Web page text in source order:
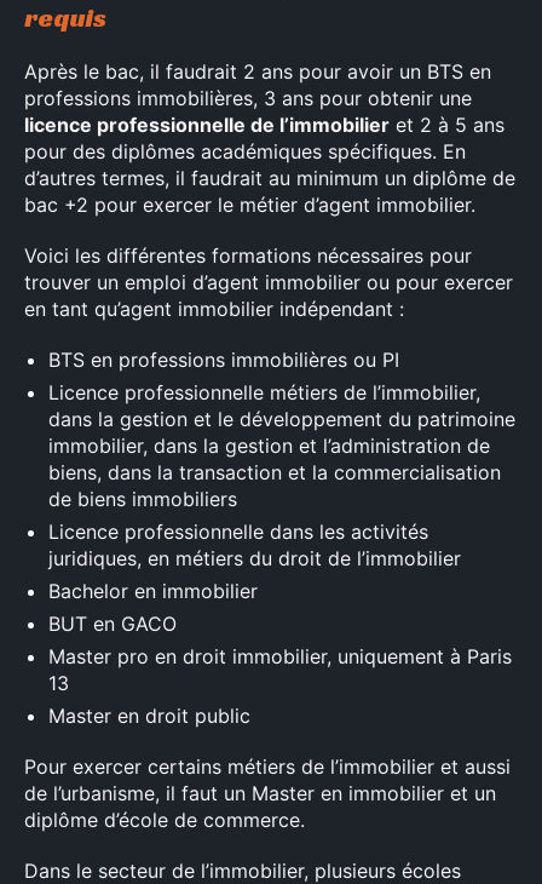
requis
Après le bac, il faudrait 2 ans pour avoir un BTS en
professions immobilières, 3 ans pour obtenir une
licence professionnelle de l’immobilier et 2 à 5 ans
pour des diplômes académiques spécifiques. En
d’autres termes, il faudrait au minimum un diplôme de
bac +2 pour exercer le métier d’agent immobilier.
Voici les différentes formations nécessaires pour
trouver un emploi d’agent immobilier ou pour exercer
en tant qu’agent immobilier indépendant :
BTS en professions immobilières ou PI
Licence professionnelle métiers de l’immobilier,
dans la gestion et le développement du patrimoine
immobilier, dans la gestion et l’administration de
biens, dans la transaction et la commercialisation
de biens immobiliers
Licence professionnelle dans les activités
juridiques, en métiers du droit de l’immobilier
Bachelor en immobilier
BUT en GACO
Master pro en droit immobilier, uniquement à Paris
13
Master en droit public
Pour exercer certains métiers de l’immobilier et aussi
de l’urbanisme, il faut un Master en immobilier et un
diplôme d’école de commerce.
Dans le secteur de l’immobilier, plusieurs écoles
×
Rechercher